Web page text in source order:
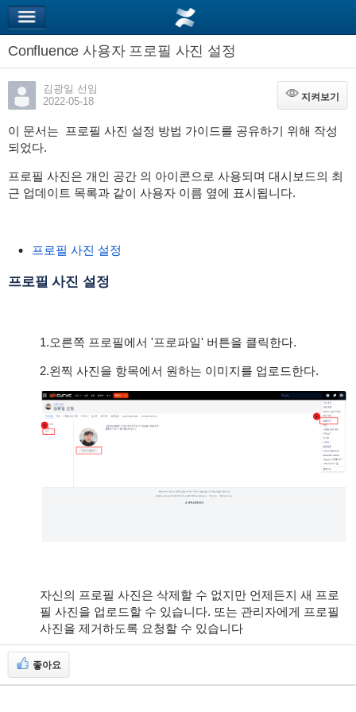
Confluence 사용자 프로필 사진 설정
김광일 선임
2022-05-18
지켜보기
지켜보기
이 문서는 프로필 사진 설정 방법 가이드를 공유하기 위해 작성
되었다.
프로필 사진은 개인 공간 의 아이콘으로 사용되며 대시보드의 최
근 업데이트 목록과 같이 사용자 이름 옆에 표시됩니다.
프로필 사진 설정
프로필 사진 설정
1.오른쪽 프로필에서 '프로파일' 버튼을 클릭한다.
2.왼찍 사진을 항목에서 원하는 이미지를 업로드한다.
자신의 프로필 사진은 삭제할 수 없지만 언제든지 새 프로
필 사진을 업로드할 수 있습니다. 또는 관리자에게 프로필
사진을 제거하도록 요청할 수 있습니다
좋아요